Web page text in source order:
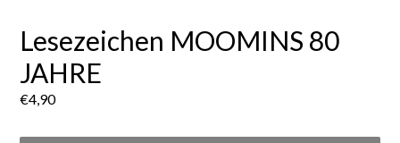
Lesezeichen MOOMINS 80
JAHRE
Normaler
€4,90